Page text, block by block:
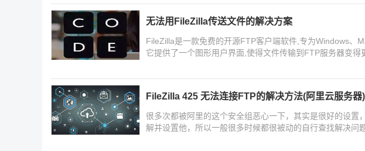
无法用FileZilla传送文件的解决方案
FileZilla是一款免费的开源FTP客户端软件,专为Windows、
它提供了一个图形用户界面,使得文件传输到FTP服务器变得
FileZilla 425 无法连接FTP的解决方法(阿里云服务器)
很多次都被阿里的这个安全组恶心一下，其实是很好的设置
解并设置他，所以一般很多时候都很被动的自行查找解决问